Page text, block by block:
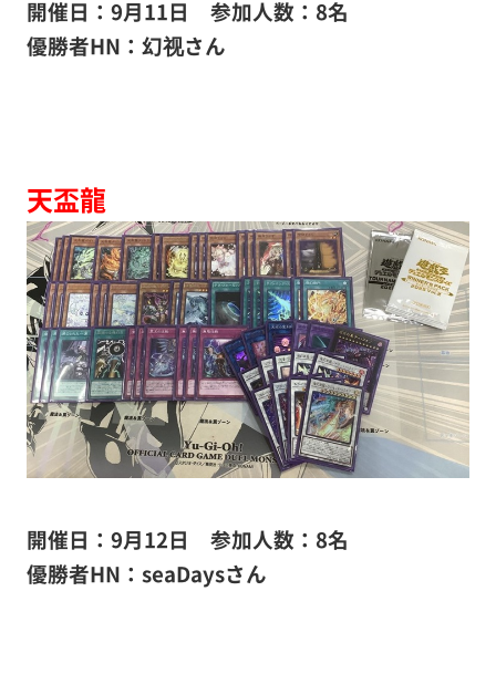
開催日：9月11日 参加人数：8名
優勝者HN：幻视さん
天盃龍
開催日：9月12日 参加人数：8名
優勝者HN：seaDaysさん